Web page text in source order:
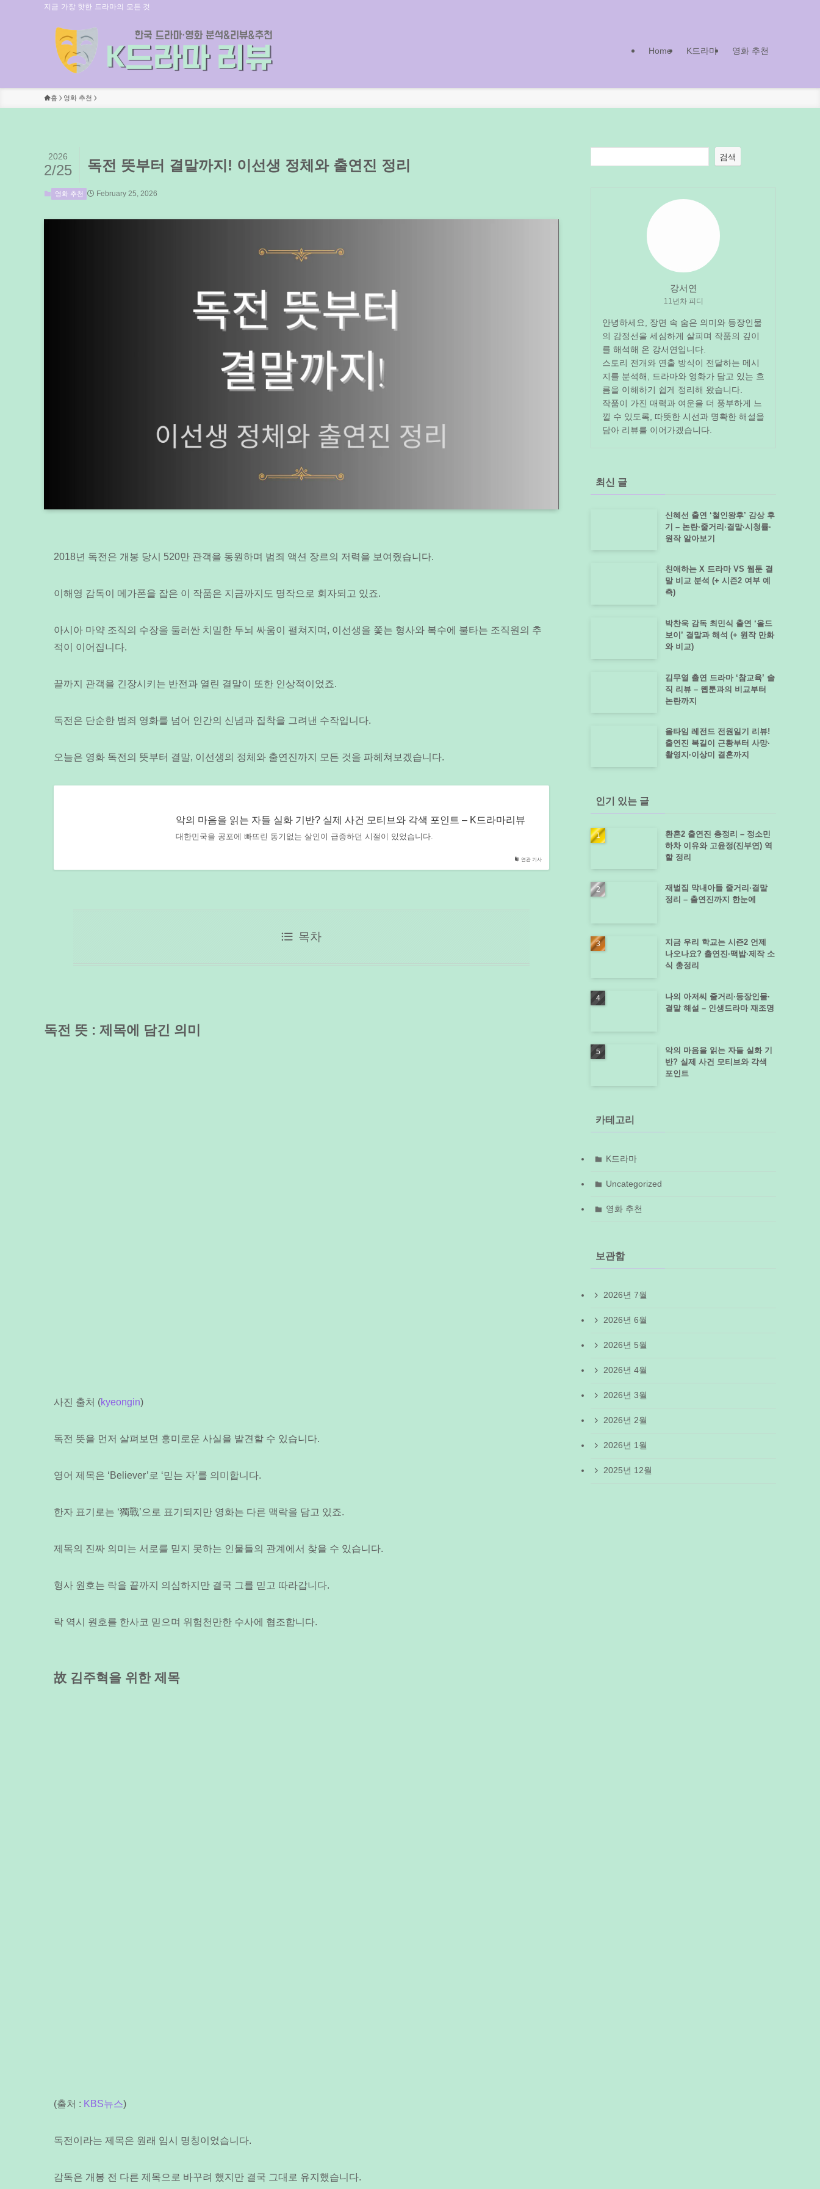
지금 가장 핫한 드라마의 모든 것
Home K드라마 영화 추천
홈 영화 추천
독전 뜻부터 결말까지! 이선생 정체와 출연진 정리
2026
2/25
영화 추천 February 25, 2026
2018년 독전은 개봉 당시 520만 관객을 동원하며 범죄 액션 장르의 저력을 보여줬습니다.
이해영 감독이 메가폰을 잡은 이 작품은 지금까지도 명작으로 회자되고 있죠.
아시아 마약 조직의 수장을 둘러싼 치밀한 두뇌 싸움이 펼쳐지며, 이선생을 쫓는 형사와 복수에 불타는 조직원의 추
적이 이어집니다.
끝까지 관객을 긴장시키는 반전과 열린 결말이 또한 인상적이었죠.
독전은 단순한 범죄 영화를 넘어 인간의 신념과 집착을 그려낸 수작입니다.
오늘은 영화 독전의 뜻부터 결말, 이선생의 정체와 출연진까지 모든 것을 파헤쳐보겠습니다.
연관 기사
악의 마음을 읽는 자들 실화 기반? 실제 사건 모티브와 각색 포인트 – K드라마리뷰
대한민국을 공포에 빠뜨린 동기없는 살인이 급증하던 시절이 있었습니다.
목차
독전 뜻 : 제목에 담긴 의미
사진 출처 (kyeongin)
독전 뜻을 먼저 살펴보면 흥미로운 사실을 발견할 수 있습니다.
영어 제목은 ‘Believer’로 ‘믿는 자’를 의미합니다.
한자 표기로는 ‘獨戰’으로 표기되지만 영화는 다른 맥락을 담고 있죠.
제목의 진짜 의미는 서로를 믿지 못하는 인물들의 관계에서 찾을 수 있습니다.
형사 원호는 락을 끝까지 의심하지만 결국 그를 믿고 따라갑니다.
락 역시 원호를 한사코 믿으며 위험천만한 수사에 협조합니다.
故 김주혁을 위한 제목
(출처 : KBS뉴스)
독전이라는 제목은 원래 임시 명칭이었습니다.
감독은 개봉 전 다른 제목으로 바꾸려 했지만 결국 그대로 유지했습니다.
검색
강서연
11년차 피디
안녕하세요, 장면 속 숨은 의미와 등장인물
의 감정선을 세심하게 살피며 작품의 깊이
를 해석해 온 강서연입니다.
스토리 전개와 연출 방식이 전달하는 메시
지를 분석해, 드라마와 영화가 담고 있는 흐
름을 이해하기 쉽게 정리해 왔습니다.
작품이 가진 매력과 여운을 더 풍부하게 느
낄 수 있도록, 따뜻한 시선과 명확한 해설을
담아 리뷰를 이어가겠습니다.
최신 글
신혜선 출연 ‘철인왕후’ 감상 후
기 – 논란·줄거리·결말·시청률·
원작 알아보기
친애하는 X 드라마 VS 웹툰 결
말 비교 분석 (+ 시즌2 여부 예
측)
박찬욱 감독 최민식 출연 ‘올드
보이’ 결말과 해석 (+ 원작 만화
와 비교)
김무열 출연 드라마 ‘참교육’ 솔
직 리뷰 – 웹툰과의 비교부터
논란까지
올타임 레전드 전원일기 리뷰!
출연진 복길이 근황부터 사망·
촬영지·이상미 결혼까지
인기 있는 글
환혼2 출연진 총정리 – 정소민
하차 이유와 고윤정(진부연) 역
할 정리
재벌집 막내아들 줄거리·결말
정리 – 출연진까지 한눈에
지금 우리 학교는 시즌2 언제
나오나요? 출연진·떡밥·제작 소
식 총정리
나의 아저씨 줄거리·등장인물·
결말 해설 – 인생드라마 재조명
악의 마음을 읽는 자들 실화 기
반? 실제 사건 모티브와 각색
포인트
카테고리
K드라마
Uncategorized
영화 추천
보관함
2026년 7월
2026년 6월
2026년 5월
2026년 4월
2026년 3월
2026년 2월
2026년 1월
2025년 12월